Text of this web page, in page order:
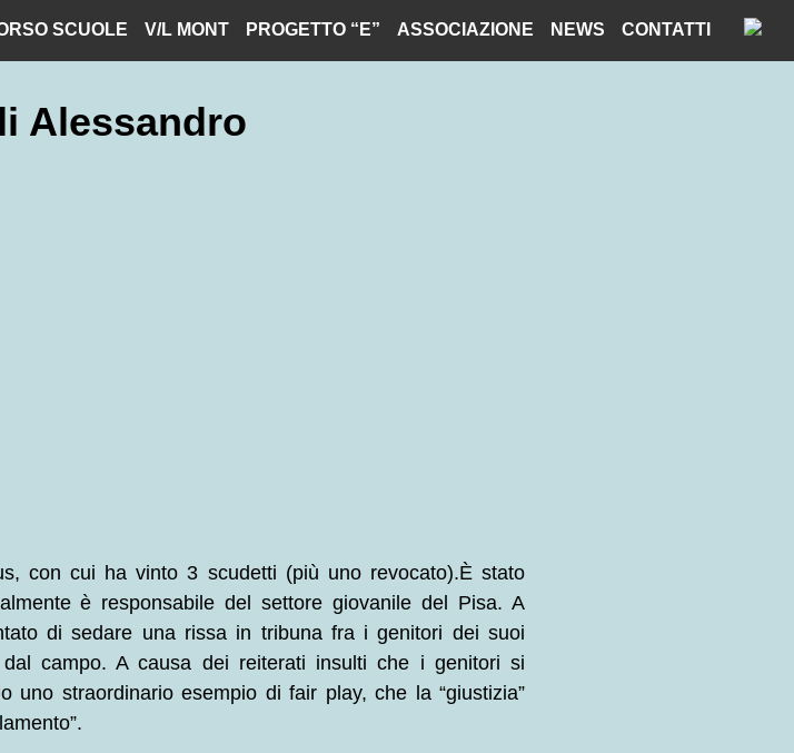
SCUOLE V/L MONT PROGETTO “E” ASSOCIAZIONE NEWS CONTATTI
Alessandro
con cui ha vinto 3 scudetti (più uno revocato).È stato
è responsabile del settore giovanile del Pisa. A
di sedare una rissa in tribuna fra i genitori dei suoi
campo. A causa dei reiterati insulti che i genitori si
uno straordinario esempio di fair play, che la “giustizia”